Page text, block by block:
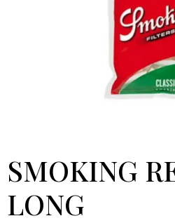
SMOKING
LONG